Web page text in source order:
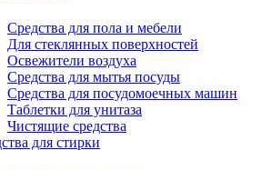
Cредства для пола и мебели
Для стеклянных поверхностей
Освежители воздуха
Средства для мытья посуды
Средства для посудомоечных машин
Таблетки для унитаза
Чистящие средства
для стирки